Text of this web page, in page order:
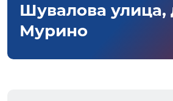
Шувалова улица,
Мурино